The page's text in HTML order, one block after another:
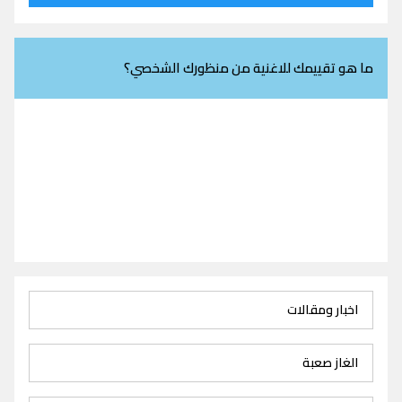
ما هو تقييمك للاغنية من منظورك الشخصي؟
اخبار ومقالات
الغاز صعبة